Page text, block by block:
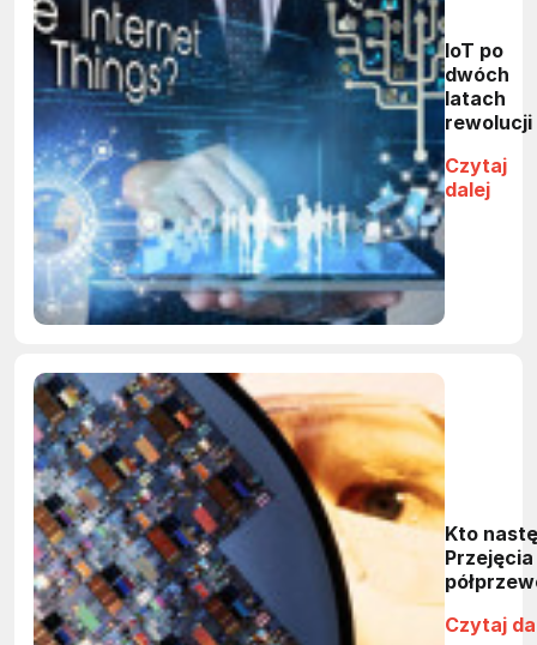
IoT po
dwóch
latach
rewolucji
Czytaj
dalej
Kto
Czytaj